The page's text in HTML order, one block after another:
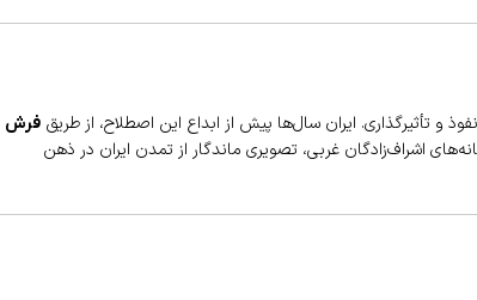
و تأثیرگذاری. ایران سال‌ها پیش از ابداع این اصطلاح، از طریق فرش
اشراف‌زادگان غربی، تصویری ماندگار از تمدن ایران در ذهن